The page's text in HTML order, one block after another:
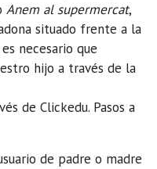
Anem al supermercat,
situado frente a la
necesario que
hijo a través de la
de Clickedu. Pasos a
de padre o madre